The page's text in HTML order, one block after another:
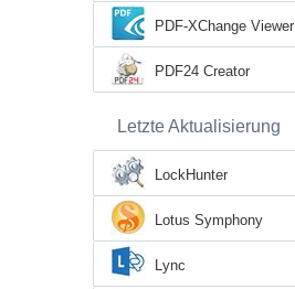
PDF-XChange Viewer
PDF24 Creator
Letzte Aktualisierung
LockHunter
Lotus Symphony
Lync